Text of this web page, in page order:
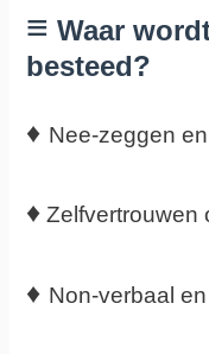
≡ Waar
besteed?
♦ Nee-zeggen
♦ Zelfvertrouwen
♦ Non-verbaal